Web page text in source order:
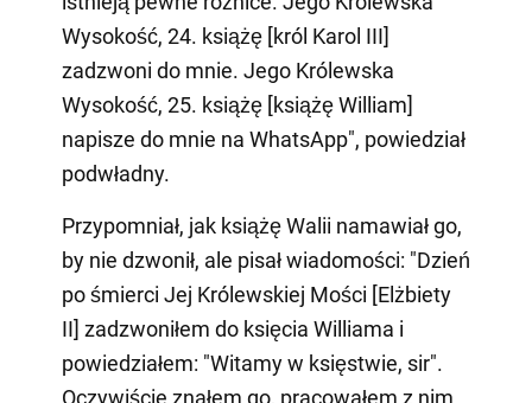
Wysokość, 24. książę [król Karol III]
zadzwoni do mnie. Jego Królewska
Wysokość, 25. książę [książę William]
napisze do mnie na WhatsApp", powiedział
podwładny.
Przypomniał, jak książę Walii namawiał go,
by nie dzwonił, ale pisał wiadomości: "Dzień
po śmierci Jej Królewskiej Mości [Elżbiety
II] zadzwoniłem do księcia Williama i
powiedziałem: "Witamy w księstwie, sir".
Oczywiście znałem go, pracowałem z nim